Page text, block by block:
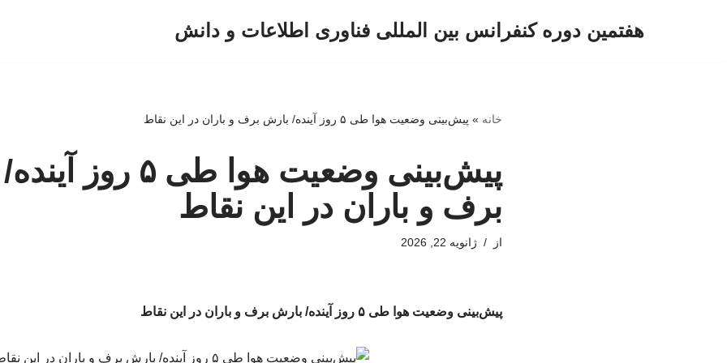
هفتمین دوره کنفرانس بین المللی فناوری اطلاعات و دانش
خانه » پیش‌بینی وضعیت هوا طی ۵ روز آینده/ بارش برف و باران در این نقاط
پیش‌بینی وضعیت هوا طی
برف و باران در این نقاط
از ژانویه 22, 2026
پیش‌بینی وضعیت هوا طی ۵ روز آینده/ بارش برف و باران در این نقاط